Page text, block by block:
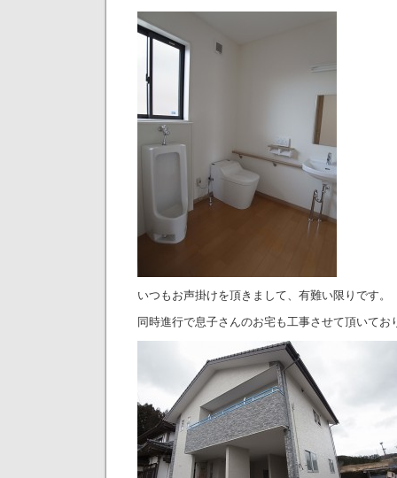
いつもお声掛けを頂きまして、有難い限りです。
同時進行で息子さんのお宅も工事させて頂いてお